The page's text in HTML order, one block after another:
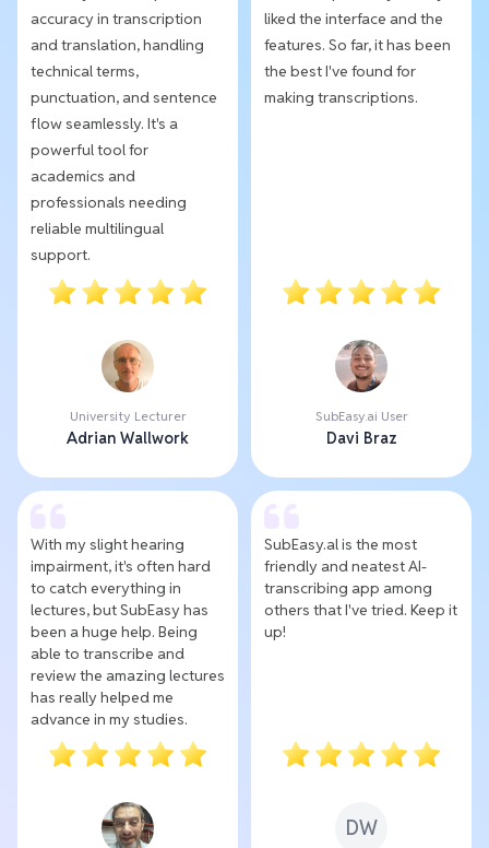
accuracy in transcription
and translation, handling
technical terms,
punctuation, and sentence
flow seamlessly. It's a
powerful tool for
academics and
professionals needing
reliable multilingual
support.
University Lecturer
Adrian Wallwork
liked the interface and the
features. So far, it has been
the best I've found for
making transcriptions.
SubEasy.ai User
Davi Braz
With my slight hearing
impairment, it's often hard
to catch everything in
lectures, but SubEasy has
been a huge help. Being
able to transcribe and
review the amazing lectures
has really helped me
advance in my studies.
SubEasy.al is the most
friendly and neatest AI-
transcribing app among
others that I've tried. Keep it
up!
DW